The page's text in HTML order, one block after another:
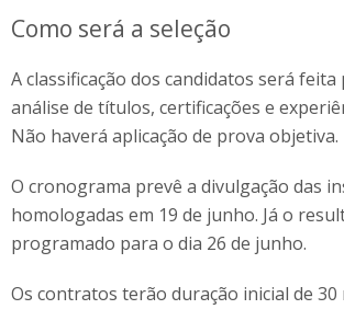
Como será a seleção
A classificação dos candidatos será feita
análise de títulos, certificações e
Não haverá aplicação de prova objetiva.
O cronograma prevê a divulgação das
homologadas em 19 de junho. Já o
programado para o dia 26 de junho.
Os contratos terão duração inicial de 30